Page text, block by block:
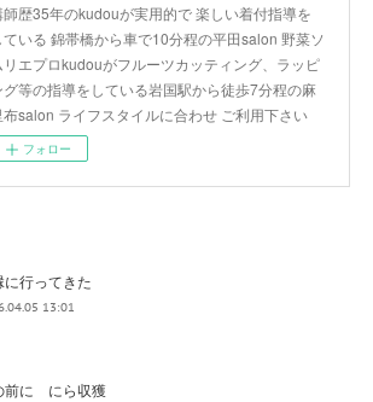
師歴35年のkudouが実用的で 楽しい着付指導を
ている 錦帯橋から車で10分程の平田salon 野菜ソ
リエプロkudouがフルーツカッティング、ラッピ
グ等の指導をしている岩国駅から徒歩7分程の麻
布salon ライフスタイルに合わせ ご利用下さい
フォロー
に行ってきた
13:01
前に にら収獲